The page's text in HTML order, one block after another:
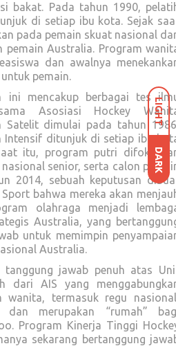
bakat. Pada tahun 1990,
di setiap ibu kota. Sejak
pada pemain skuat nasional
pemain Australia. Program
dan awalnya
pemain.
ini mencakup berbagai tes
Asosiasi Hockey
Satelit dimulai pada tahun
Intensif ditunjuk di setiap ibu
itu, program putri
senior, serta calon
2014, sebuah keputusan
bahwa mereka akan
olahraga menjadi
Australia, yang
untuk memimpin
Australia.
tanggung jawab penuh atas
dari AIS yang
termasuk regu
dan merupakan “rumah”
Program Kinerja Tinggi
sekarang bertanggung
LIGHT
DARK